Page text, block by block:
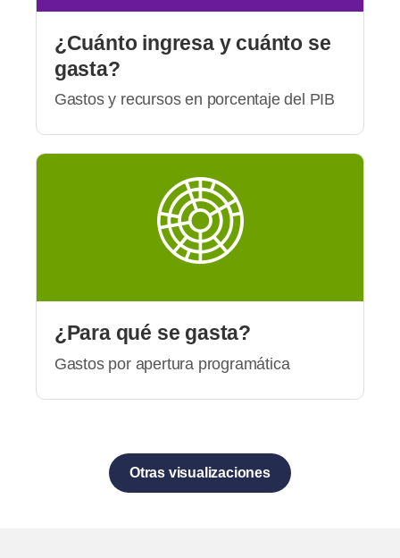
¿Cuánto ingresa y cuánto se
gasta?
Gastos y recursos en porcentaje del PIB
¿Para qué se gasta?
Gastos por apertura programática
Otras visualizaciones